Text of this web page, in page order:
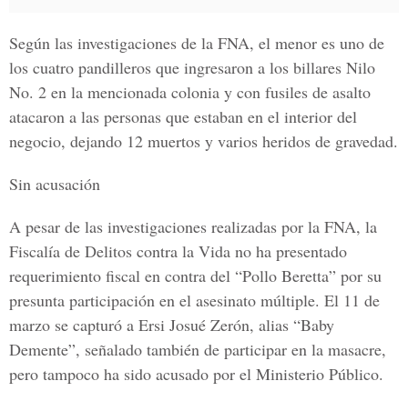
Según las investigaciones de la FNA, el menor es uno de
los cuatro pandilleros que ingresaron a los billares Nilo
No. 2 en la mencionada colonia y con fusiles de asalto
atacaron a las personas que estaban en el interior del
negocio, dejando 12 muertos y varios heridos de gravedad.
Sin acusación
A pesar de las investigaciones realizadas por la FNA, la
Fiscalía de Delitos contra la Vida no ha presentado
requerimiento fiscal en contra del “Pollo Beretta” por su
presunta participación en el asesinato múltiple. El 11 de
marzo se capturó a Ersi Josué Zerón, alias “Baby
Demente”, señalado también de participar en la masacre,
pero tampoco ha sido acusado por el Ministerio Público.